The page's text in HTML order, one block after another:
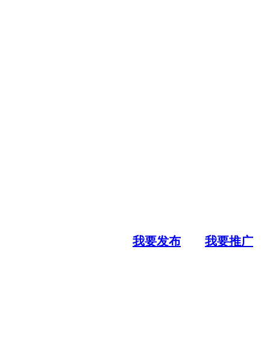
我要发布 我要推广